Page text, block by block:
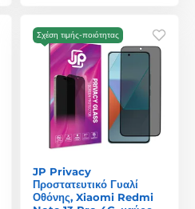
Σχέση τιμής-ποιότητας
JP Privacy
Προστατευτικό Γυαλί
Οθόνης, Xiaomi Redmi